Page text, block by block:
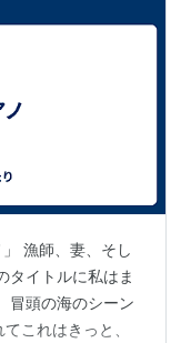
漁師、妻、そし
タイトルに私はま
冒頭の海のシーン
これはきっと、